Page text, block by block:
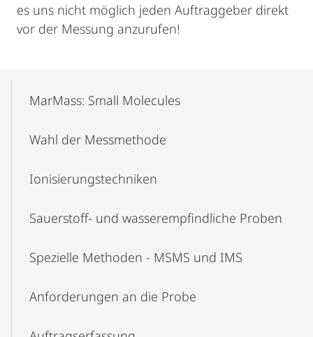
es uns nicht möglich jeden Auftraggeber direkt
vor der Messung anzurufen!
NavigationMarMass: Small Molecules
Wahl der Messmethode
Ionisierungstechniken
Sauerstoff- und wasserempfindliche Proben
Spezielle Methoden - MSMS und IMS
Anforderungen an die Probe